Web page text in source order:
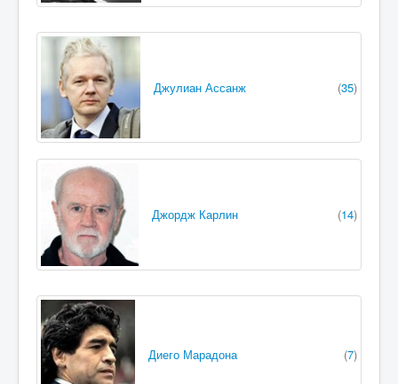
Джулиан Ассанж (35)
Джордж Карлин (14)
Диего Марадона (7)